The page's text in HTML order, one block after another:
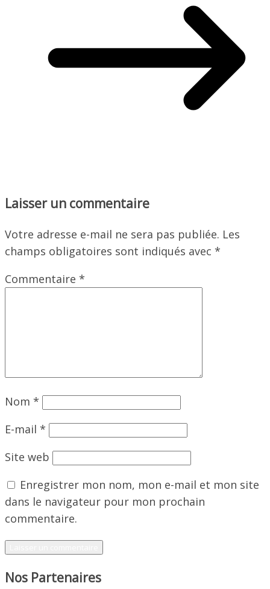
Laisser un commentaire
Votre adresse e-mail ne sera pas publiée. Les
champs obligatoires sont indiqués avec *
Commentaire *
Nom *
E-mail *
Site web
Enregistrer mon nom, mon e-mail et mon site
dans le navigateur pour mon prochain
commentaire.
Nos Partenaires